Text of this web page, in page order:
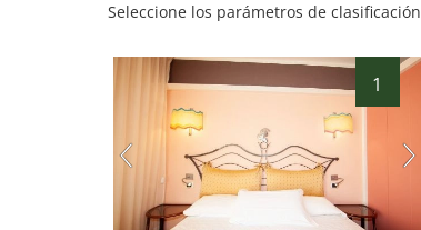
Seleccione los parámetros de clasificación
1